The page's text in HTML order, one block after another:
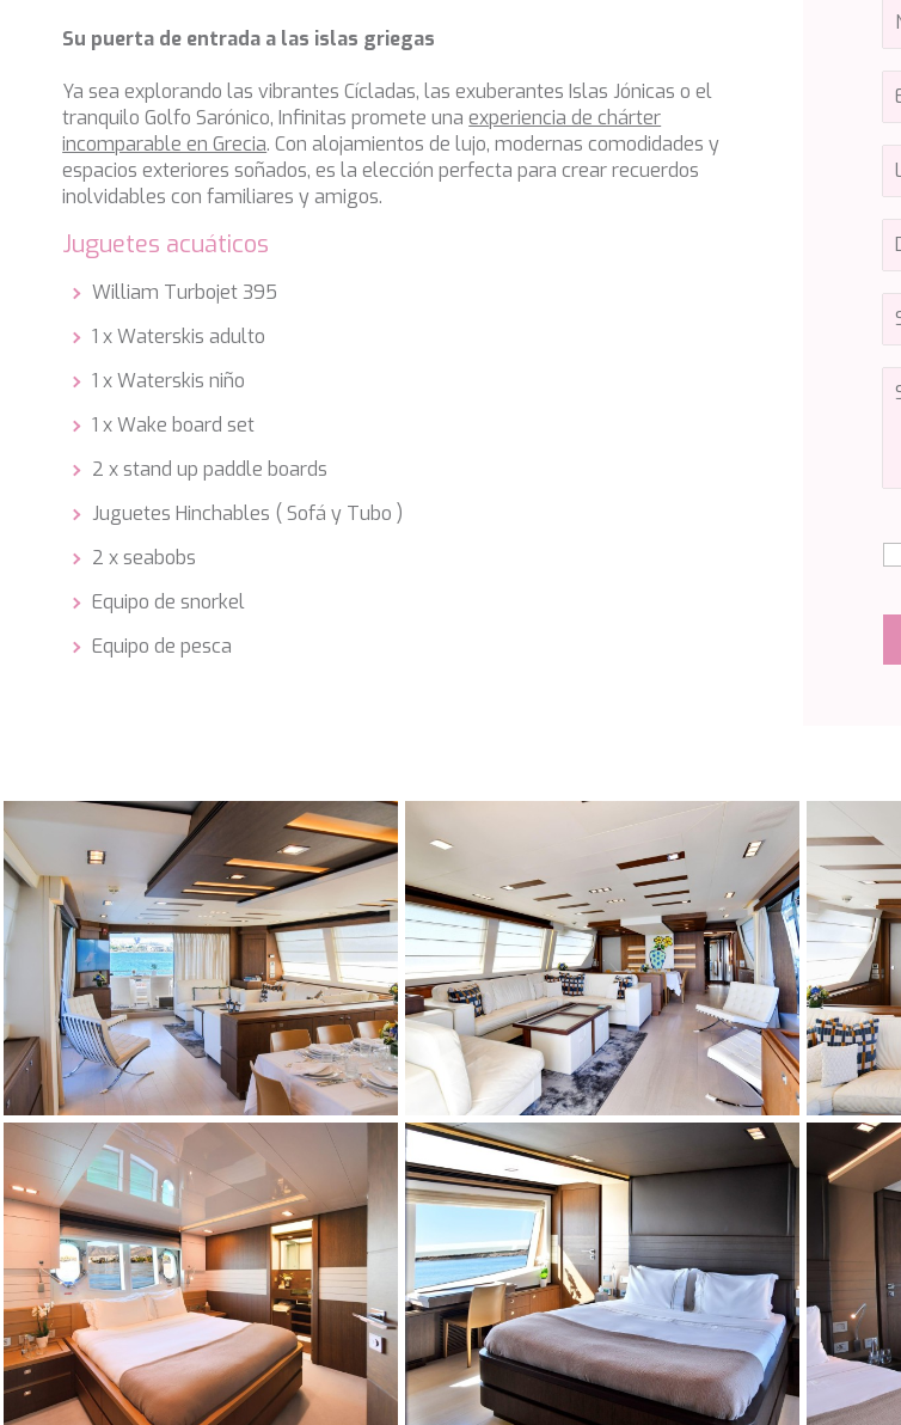
Su puerta de entrada a las islas griegas
Ya sea explorando las vibrantes Cícladas, las exuberantes Islas Jónicas o el
tranquilo Golfo Sarónico, Infinitas promete unaexperiencia de chárter
incomparable en Grecia. Con alojamientos de lujo, modernas comodidades y
espacios exteriores soñados, es la elección perfecta para crear recuerdos
inolvidables con familiares y amigos.
Juguetes acuáticos
William Turbojet 395
1 x Waterskis adulto
1 x Waterskis niño
1 x Wake board set
2 x stand up paddle boards
Juguetes Hinchables ( Sofá y Tubo )
2 x seabobs
Equipo de snorkel
Equipo de pesca